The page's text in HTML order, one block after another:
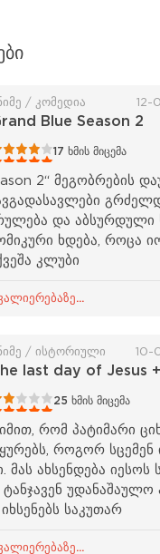
/ კომედია 12-
Blue Season 2
17 ხმის მიცემა
2“ მეგობრების
და აბსურდული
ხდება, როცა
კლუბი
/ ისტორიული 10-
last day of Jesus
25 ხმის მიცემა
რომ პატიმარი
როგორ სცემენ
მას ახსენდება იესოს
უდანაშაულო
საკუთარ